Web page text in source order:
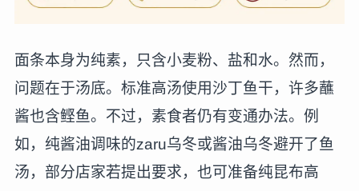
面条本身为纯素，只含小麦粉、盐和水。然而，
问题在于汤底。标准高汤使用沙丁鱼干，许多蘸
酱也含鲣鱼。不过，素食者仍有变通办法。例
如，纯酱油调味的zaru乌冬或酱油乌冬避开了鱼
汤，部分店家若提出要求，也可准备纯昆布高